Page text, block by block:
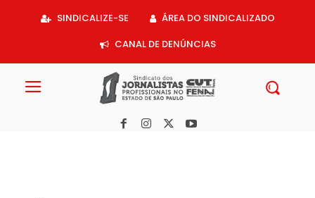
SINDICALIZE-SE
ÁREA DO SINDICALIZADO
CANAL DE DENÚNCIAS